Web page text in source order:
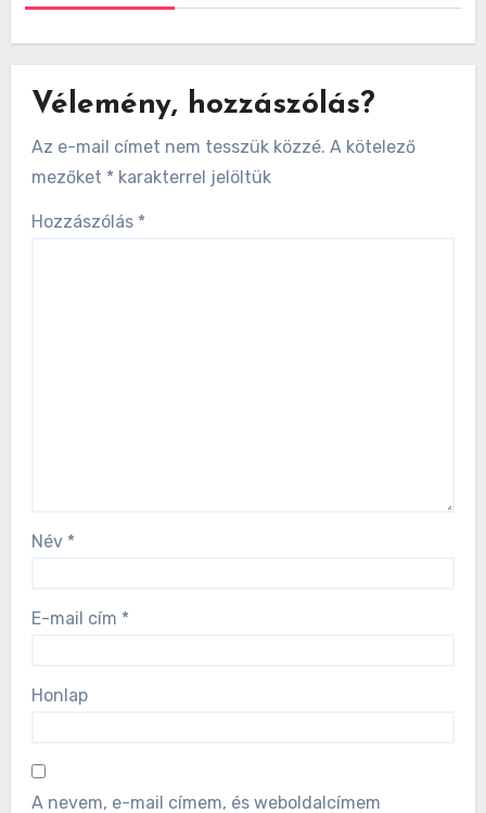
Vélemény, hozzászólás?
Az e-mail címet nem tesszük közzé. A kötelező
mezőket * karakterrel jelöltük
Hozzászólás *
Név *
E-mail cím *
Honlap
A nevem, e-mail címem, és weboldalcímem